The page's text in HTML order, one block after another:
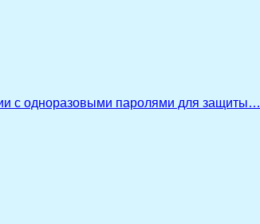
с одноразовыми паролями для защиты…